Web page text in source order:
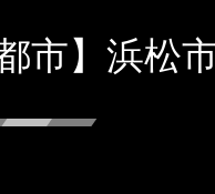
市】浜松